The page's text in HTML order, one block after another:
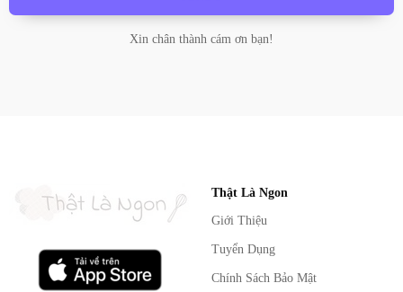
Xin chân thành cám ơn bạn!
Thật Là Ngon
Giới Thiệu
Tuyển Dụng
Chính Sách Bảo Mật